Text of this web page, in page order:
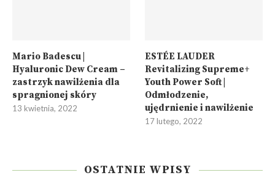
Mario Badescu |
Hyaluronic Dew Cream –
zastrzyk nawilżenia dla
spragnionej skóry
13 kwietnia, 2022
ESTÉE LAUDER
Revitalizing Supreme+
Youth Power Soft |
Odmłodzenie,
ujędrnienie i nawilżenie
17 lutego, 2022
OSTATNIE WPISY